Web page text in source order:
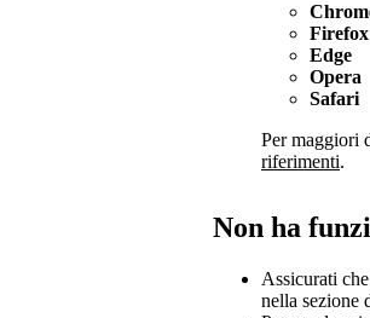
Firefox
Edge
Opera
Safari
Per maggiori
riferimenti.
Non ha
Assicurati
nella sezione